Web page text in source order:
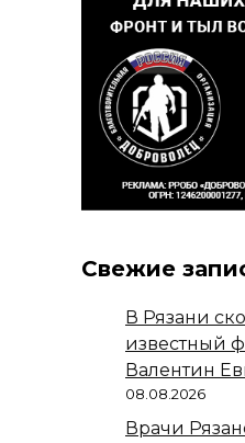
Свежие
В Рязани
известный
Валентин
08.08.2026
Врачи